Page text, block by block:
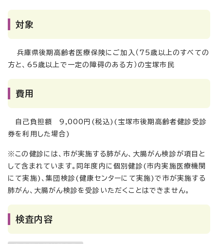
対象
兵庫県後期高齢者医療保険にご加入（75歳以上のすべての
方と、65歳以上で一定の障碍のある方）の宝塚市民
費用
自己負担額 9,000円(税込)(宝塚市後期高齢者健診受診
券を利用した場合)
※この健診には、市が実施する肺がん、大腸がん検診が項目と
して含まれています。同年度内に個別健診(市内実施医療機関
にて実施)、集団検診(健康センターにて実施)で市が実施する
肺がん、大腸がん検診を受診いただくことはできません。
検査内容